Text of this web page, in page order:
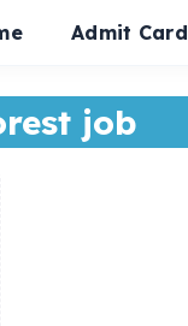
Admit Card
job